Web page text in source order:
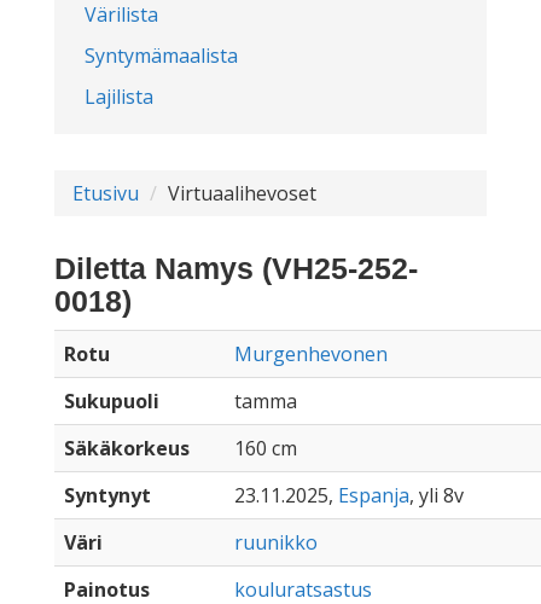
Värilista
Syntymämaalista
Lajilista
Etusivu Virtuaalihevoset
Diletta Namys (VH25-252-
0018)
Rotu
Murgenhevonen
Sukupuoli
tamma
Säkäkorkeus
160 cm
Syntynyt
23.11.2025, Espanja, yli 8v
Väri
ruunikko
Painotus
kouluratsastus